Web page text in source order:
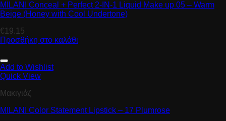
MILANI Conceal + Perfect 2-IN-1 Liquid Make up 05 – Warm
Beige (Honey with Cool Undertone)
€19.15
Προσθήκη στο καλάθι
Add to Wishlist
Quick View
Μακιγιάζ
MILANI Color Statement Lipstick – 17 Plumrose